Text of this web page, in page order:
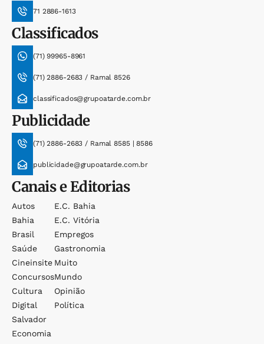
71 2886-1613
Classificados
(71) 99965-8961
(71) 2886-2683 / Ramal 8526
classificados@grupoatarde.com.br
Publicidade
(71) 2886-2683 / Ramal 8585 | 8586
publicidade@grupoatarde.com.br
Canais e Editorias
Autos
Bahia
Brasil
Saúde
Cineinsite
Concursos
Cultura
Digital
Salvador
Economia
E.c. Bahia
E.c. Vitória
Empregos
Gastronomia
Muito
Mundo
Opinião
Política